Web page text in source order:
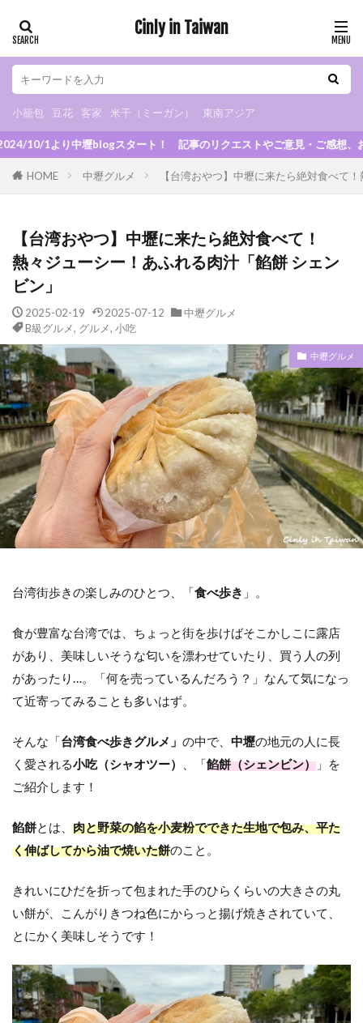
Cinly in Taiwan
小籠包 豆花 客家 米干（ミーガン） 東南アジア
記事のリクエストやご意見・ご感想、お待ちしてます！
HOME 中壢グルメ 【台湾おやつ】中壢に来たら絶対食べて
【台湾おやつ】中壢に来たら絶対食べて！
熱々ジューシー！あふれる肉汁「餡餅 シェン
ビン」
2025-02-19 2025-07-12
中壢グルメ
B級グルメ, グルメ, 小吃
中壢グルメ
台湾街歩きの楽しみのひとつ、「食べ歩き 」。
食が豊富な台湾では、ちょっと街を歩けばそこかしこに露店
があり、美味しいそうな匂いを漂わせていたり、買う人の列
があったり…。「何を売っているんだろう？」なんて気になっ
て近寄ってみることも多いはず。
そんな「台湾食べ歩きグルメ」 の中で、 中壢の地元の人に長
く愛される小吃（シャオツー） 、「餡餅（シェンビン） 」を
ご紹介します！
餡餅とは、 肉と野菜の餡を小麦粉でできた生地で包み、平た
く伸ばしてから油で焼いた餅のこと。
きれいにひだを折って包まれた手のひらくらいの大きさの丸
い餅が、こんがりきつね色にからっと揚げ焼きされていて、
とにかく美味しそうです！
カテゴリー
タグ
カフェ
夜市 マッサージ
豆花
観光スポット
観光工場
日式宿舎
インドネシア料理
日本食
ドリンクスタンド
チェーンストア
お土産 眷村
客家
ホテル
交通アクセス
コインロッカー
基本情報
検索